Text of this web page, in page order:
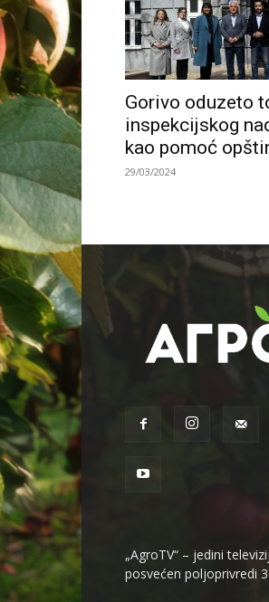
Gorivo oduzeto
inspekcijskog
kao pomoć
29/03/2024
„AgroTV“ – jedini
posvećen poljoprivredi